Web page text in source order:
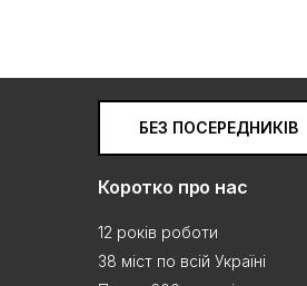
БЕЗ ПОСЕРЕДНИКІВ
Коротко про нас
12 років роботи
38 міст по всій Україні